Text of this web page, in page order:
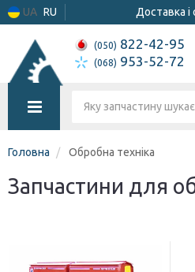
UA RU Доставка і
(050) 822-42-95
(068) 953-52-72
Головна Обробна техніка
Запчастини для